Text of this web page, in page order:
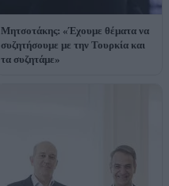
Μητσοτάκης: «Έχουμε θέματα να
συζητήσουμε με την Τουρκία και
τα συζητάμε»